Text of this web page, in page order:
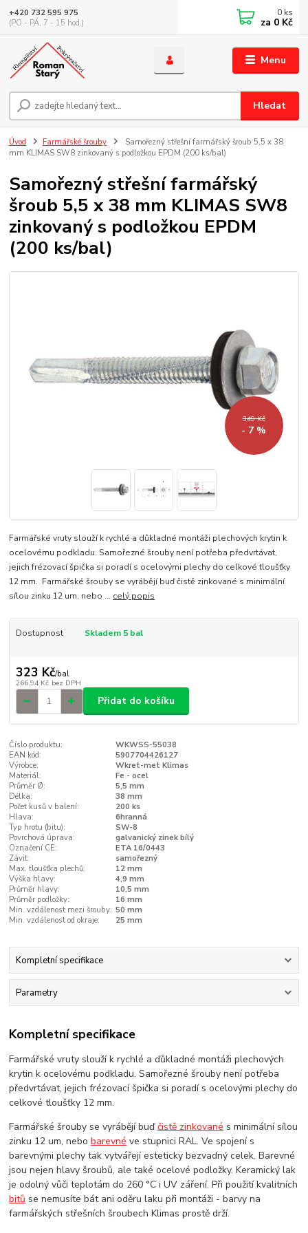
Menu
Hledat
+420 732 595 975
(PO - PÁ, 7 - 15 hod.)
0 ks
za 0 Kč
Úvod Farmářské šrouby
Samořezný střešní farmářský šroub 5,5 x 38
mm KLIMAS SW8 zinkovaný s podložkou EPDM (200 ks/bal)
Samořezný střešní farmářský
šroub 5,5 x 38 mm KLIMAS SW8
zinkovaný s podložkou EPDM
(200 ks/bal)
349 Kč
- 7 %
Farmářské vruty slouží k rychlé a důkladné montáži plechových krytin k
ocelovému podkladu. Samořezné šrouby není potřeba předvrtávat,
jejich frézovací špička si poradí s ocelovými plechy do celkové tloušťky
12 mm. Farmářské šrouby se vyrábějí buď čistě zinkované s minimální
sílou zinku 12 um, nebo ... celý popis
Dostupnost Skladem 5 bal
323 Kč/bal
266,94 Kč bez DPH
Přidat do košíku
Číslo produktu:
WKWSS-55038
EAN kód:
5907704426127
Výrobce:
Wkret-met Klimas
Materiál:
Fe - ocel
Průměr Ø:
5,5 mm
Délka:
38 mm
Počet kusů v balení:
200 ks
Hlava:
6hranná
Typ hrotu (bitu):
SW-8
Povrchová úprava:
galvanický zinek bílý
Označení CE:
ETA 16/0443
Závit:
samořezný
Max. tloušťka plechů:
12 mm
Výška hlavy:
4,9 mm
Průměr hlavy:
10,5 mm
Průměr podložky:
16 mm
Min. vzdálenost mezi šrouby: 50 mm
Min. vzdálenost od okraje:
25 mm
Kompletní specifikace
Parametry
Kompletní specifikace
Farmářské vruty slouží k rychlé a důkladné montáži plechových
krytin k ocelovému podkladu. Samořezné šrouby není potřeba
předvrtávat, jejich frézovací špička si poradí s ocelovými plechy do
celkové tloušťky 12 mm.
Farmářské šrouby se vyrábějí buďčistě zinkované s minimální sílou
zinku 12 um, nebobarevné ve stupnici RAL. Ve spojení s
barevnými plechy tak vytvářejí esteticky bezvadný celek. Barevné
jsou nejen hlavy šroubů, ale také ocelové podložky. Keramický lak
je odolný vůči teplotám do 260 °C i UV záření. Při použití kvalitních
bitů se nemusíte bát ani oděru laku při montáži - barvy na
farmářských střešních šroubech Klimas prostě drží.